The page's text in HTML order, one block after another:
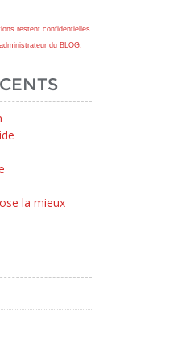
restent confidentielles
du BLOG.
la mieux